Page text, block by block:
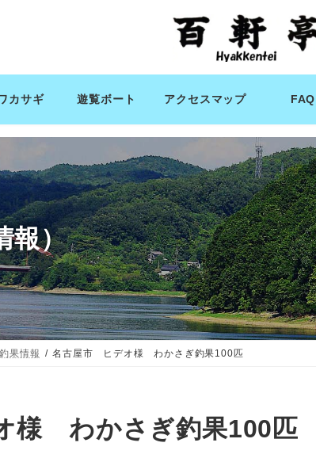
カサギ 遊覧ボート アクセスマップ FAQ
報）
釣果情報 名古屋市 ヒデオ様 わかさぎ釣果100匹
様 わかさぎ釣果100匹